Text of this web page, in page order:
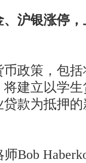
沪银涨停
政策，包括
建立以学
款为抵押
Bob